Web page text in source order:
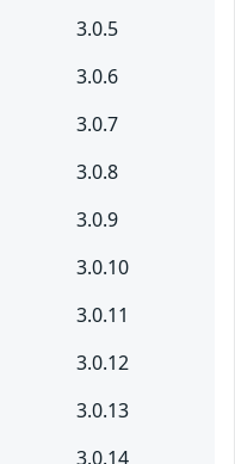
3.0.5
3.0.6
3.0.7
3.0.8
3.0.9
3.0.10
3.0.11
3.0.12
3.0.13
3.0.14